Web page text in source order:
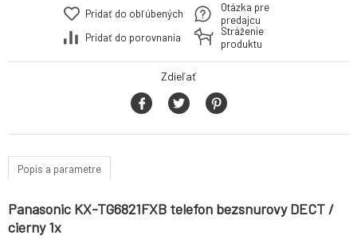
Pridať do obľúbených
Pridať do porovnania
Otázka pre
predajcu
Stráženie
produktu
Zdieľať
Popis a parametre
Panasonic KX-TG6821FXB telefon bezsnurovy DECT /
cierny 1x